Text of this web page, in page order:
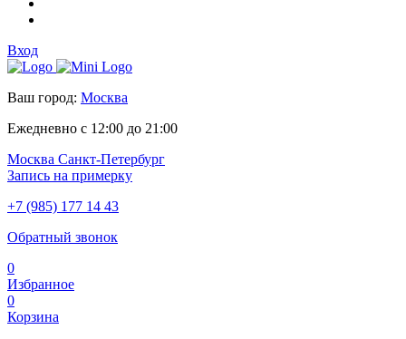
Вход
Ваш город: Москва
Ежедневно с 12:00 до 21:00
Москва Санкт-Петербург
Запись на примерку
+7 (985) 177 14 43
Обратный звонок
0
Избранное
0
Корзина